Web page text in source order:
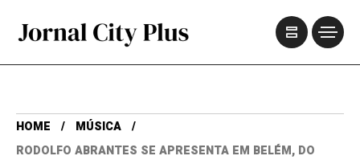
HOME
MÚSICA
RODOLFO ABRANTES SE APRESENTA EM BELÉM, DO